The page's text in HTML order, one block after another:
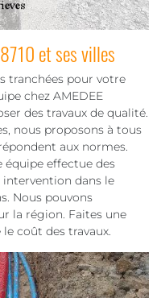
et ses villes
tranchées pour votre
chez AMEDEE
des travaux de qualité.
nous proposons à tous
aux normes.
équipe effectue des
dans le
Nous pouvons
la région. Faites une
coût des travaux.